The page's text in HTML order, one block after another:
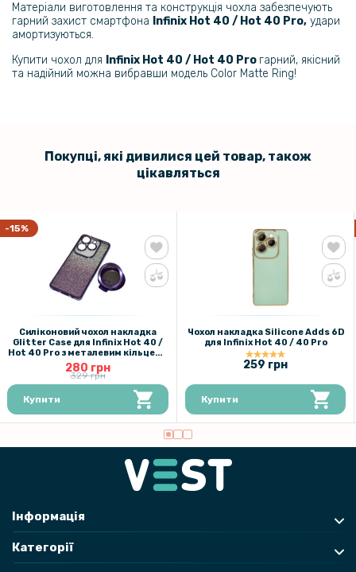
Загартоване захисне скло Full Screen Tempered Glass для Infinix
Hot 40 / 40 Pro, Black
135 грн
159 грн
Матеріали виготовлення та конструкція чохла забезпечують
гарний захист смартфона Infinix Hot 40 / Hot 40 Pro, удари
амортизуються.
Купити чохол для Infinix Hot 40 / Hot 40 Pro гарний, якісний
та надійний можна вибравши модель Color Matte Ring!
Покупці, які дивилися цей товар, також
цікавляться
-15%
Силіконовий чохол накладка
Glitter Case для Infinix Hot 40 /
Hot 40 Pro​ з металевим кільцем-
дзеркалом у комплекті
280 грн
329 грн
Купити
Чохол накладка Silicone Adds 6D
для Infinix Hot 40 / 40 Pro
259 грн
Купити
Інформація
Категорії